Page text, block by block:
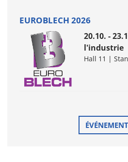
EUROBLECH 2026
20.10. -
l'industrie
Hall 11 |